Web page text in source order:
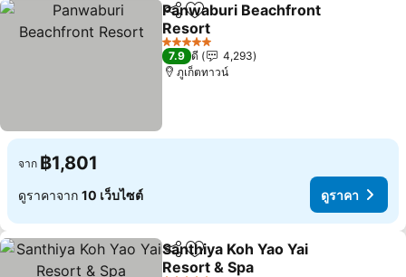
แชร์ เพิ่มในรายการโปรด
Panwaburi Beachfront
Resort
5 ดาว
7.9 ดี
4,293
ภูเก็ตทาวน์
จาก ฿1,801
ดูราคาจาก 10 เว็บไซต์ ดูราคา
แชร์ เพิ่มในรายการโปรด
Santhiya Koh Yao Yai
Resort & Spa